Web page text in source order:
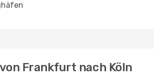
Frankfurt nach Köln